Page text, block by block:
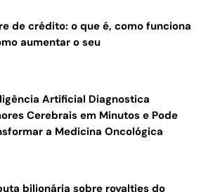
de crédito: o que é, como funciona
aumentar o seu
Artificial Diagnostica
Cerebrais em Minutos e Pode
a Medicina Oncológica
bilionária sobre royalties do